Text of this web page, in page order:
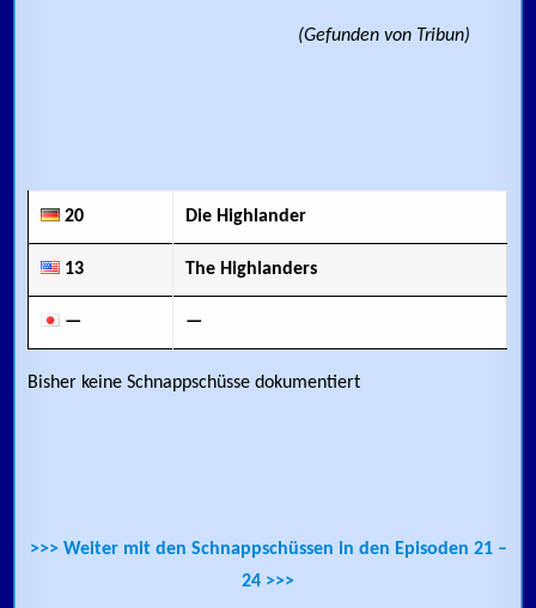
(Gefunden von Tribun)
20 Die Highlander
13 The Highlanders
— —
Bisher keine Schnappschüsse dokumentiert
>>> Weiter mit den Schnappschüssen in den Episoden 21 –
24 >>>